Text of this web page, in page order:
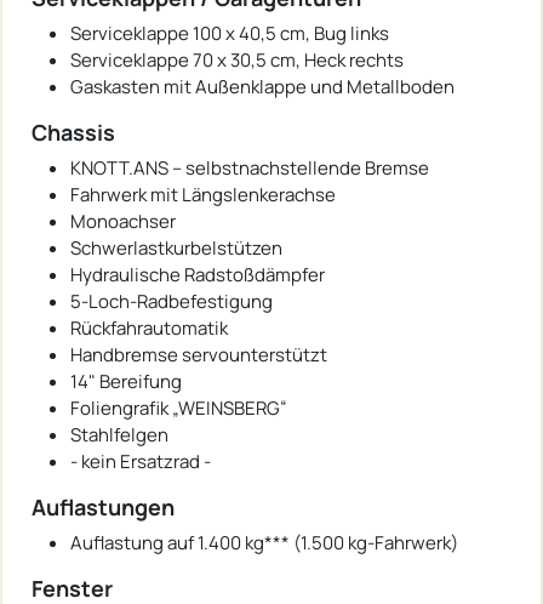
Serviceklappe 100 x 40,5 cm, Bug links
Serviceklappe 70 x 30,5 cm, Heck rechts
Gaskasten mit Außenklappe und Metallboden
Chassis
KNOTT.ANS – selbstnachstellende Bremse
Fahrwerk mit Längslenkerachse
Monoachser
Schwerlastkurbelstützen
Hydraulische Radstoßdämpfer
5-Loch-Radbefestigung
Rückfahrautomatik
Handbremse servounterstützt
14" Bereifung
Foliengrafik „WEINSBERG“
Stahlfelgen
- kein Ersatzrad -
Auflastungen
Auflastung auf 1.400 kg*** (1.500 kg-Fahrwerk)
Fenster